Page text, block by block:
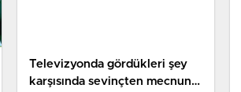
Televizyonda gördükleri şey
karşısında sevinçten mecnuna